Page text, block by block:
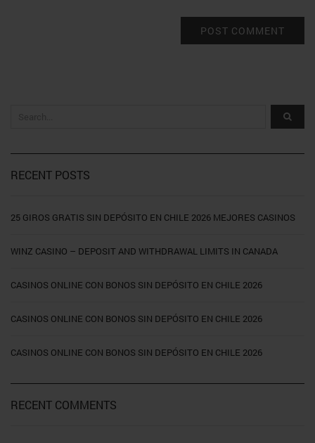
RECENT POSTS
25 GIROS GRATIS SIN DEPÓSITO EN CHILE 2026 MEJORES CASINOS
WINZ CASINO – DEPOSIT AND WITHDRAWAL LIMITS IN CANADA
CASINOS ONLINE CON BONOS SIN DEPÓSITO EN CHILE 2026
CASINOS ONLINE CON BONOS SIN DEPÓSITO EN CHILE 2026
CASINOS ONLINE CON BONOS SIN DEPÓSITO EN CHILE 2026
RECENT COMMENTS